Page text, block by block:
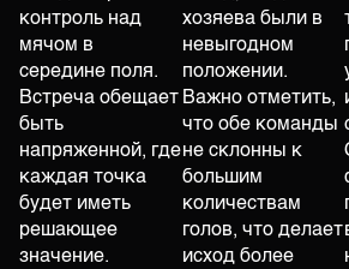
контроль над
мячом в
середине поля.
Встреча обещает
быть
напряженной, где
каждая точка
будет иметь
решающее
значение.
хозяева были в
невыгодном
положении.
Важно отметить,
что обе команды
не склонны к
большим
количествам
голов, что делает
исход более